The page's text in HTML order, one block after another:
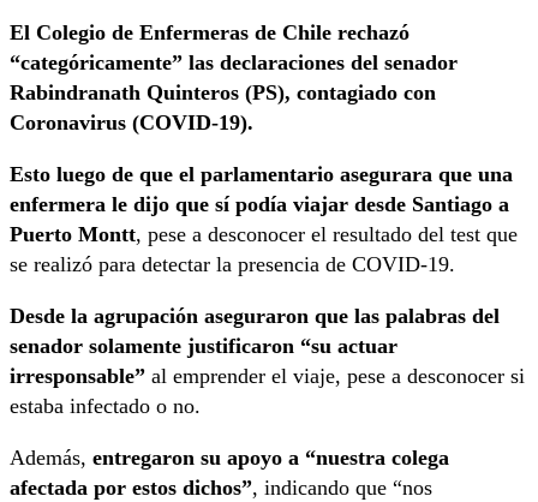
El Colegio de Enfermeras de Chile rechazó
“categóricamente” las declaraciones del senador
Rabindranath Quinteros (PS), contagiado con
Coronavirus (COVID-19).
Esto luego de que el parlamentario asegurara que una
enfermera le dijo que sí podía viajar desde Santiago a
Puerto Montt, pese a desconocer el resultado del test que
se realizó para detectar la presencia de COVID-19.
Desde la agrupación aseguraron que las palabras del
senador solamente justificaron “su actuar
irresponsable” al emprender el viaje, pese a desconocer si
estaba infectado o no.
Además, entregaron su apoyo a “nuestra colega
afectada por estos dichos”, indicando que “nos